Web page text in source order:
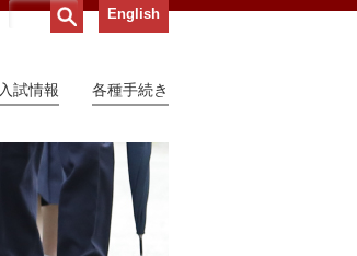
English
入試情報 各種手続き